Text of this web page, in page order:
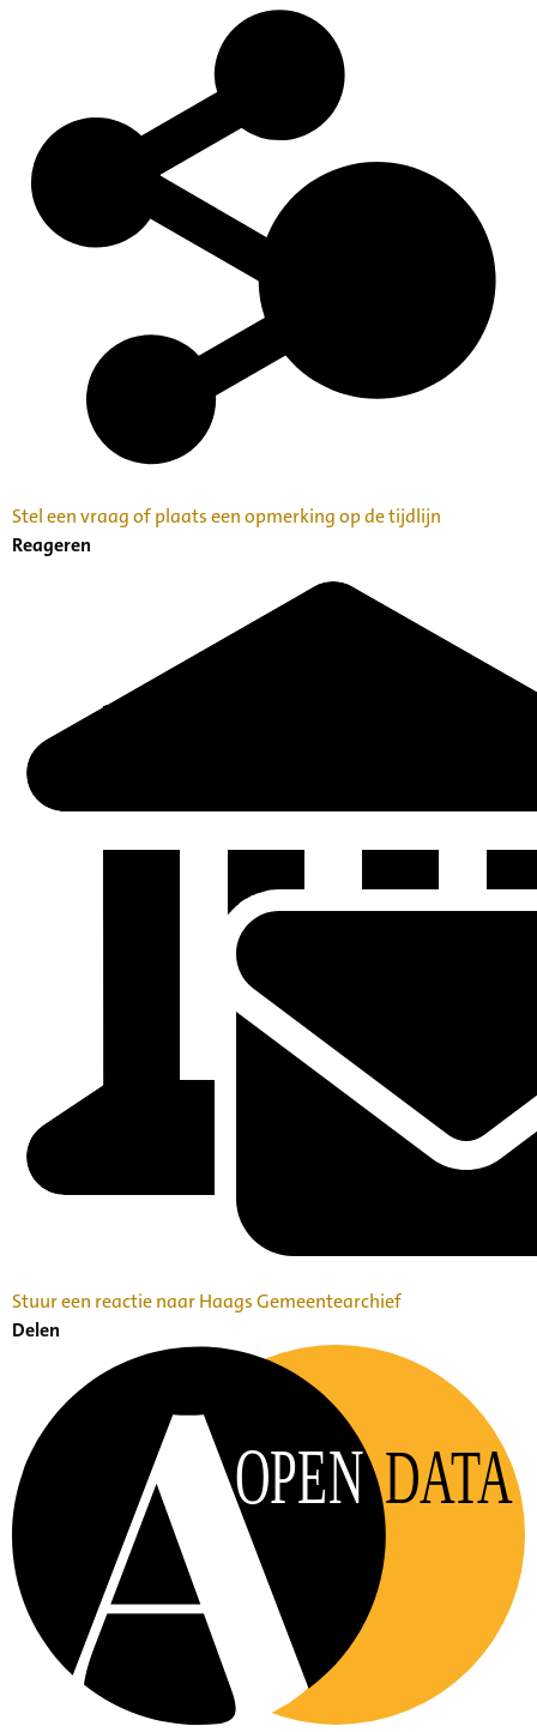
Stel een vraag of plaats een opmerking op de tijdlijn
Reageren
Stuur een reactie naar Haags Gemeentearchief
Delen
OPEN DATA